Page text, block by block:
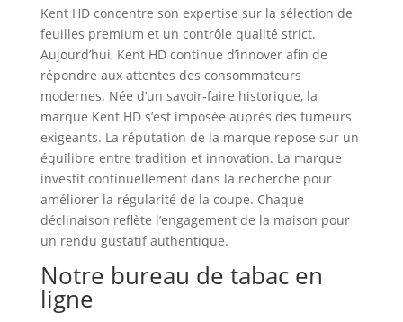
Kent HD concentre son expertise sur la sélection de
feuilles premium et un contrôle qualité strict.
Aujourd’hui, Kent HD continue d’innover afin de
répondre aux attentes des consommateurs
modernes. Née d’un savoir‑faire historique, la
marque Kent HD s’est imposée auprès des fumeurs
exigeants. La réputation de la marque repose sur un
équilibre entre tradition et innovation. La marque
investit continuellement dans la recherche pour
améliorer la régularité de la coupe. Chaque
déclinaison reflète l’engagement de la maison pour
un rendu gustatif authentique.
Notre bureau de tabac en
ligne